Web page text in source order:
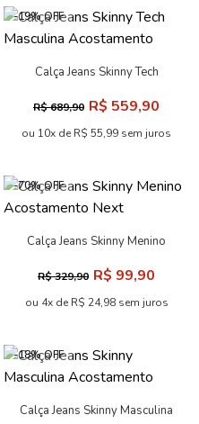
-19% OFF
Calça Jeans Skinny Tech
R$ 689,90 R$ 559,90
ou 10x de R$ 55,99 sem juros
-70% OFF
Calça Jeans Skinny Menino
R$ 329,90 R$ 99,90
ou 4x de R$ 24,98 sem juros
-18% OFF
Calça Jeans Skinny Masculina